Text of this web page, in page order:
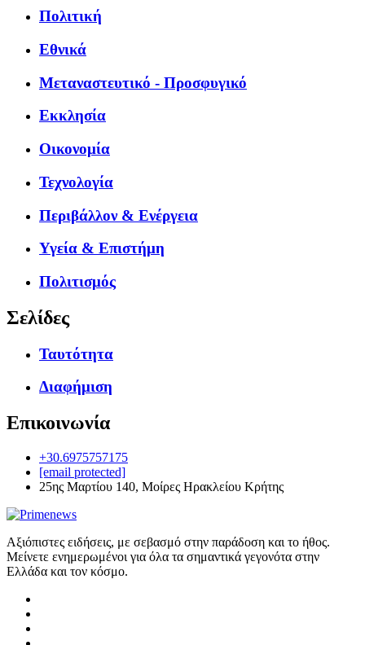
Πολιτική
Εθνικά
Μεταναστευτικό - Προσφυγικό
Εκκλησία
Οικονομία
Τεχνολογία
Περιβάλλον & Ενέργεια
Υγεία & Επιστήμη
Πολιτισμός
Σελίδες
Ταυτότητα
Διαφήμιση
Επικοινωνία
+30.6975757175
[email protected]
25ης Μαρτίου 140, Μοίρες Ηρακλείου Κρήτης
Αξιόπιστες ειδήσεις, με σεβασμό στην παράδοση και το ήθος.
Μείνετε ενημερωμένοι για όλα τα σημαντικά γεγονότα στην
Ελλάδα και τον κόσμο.